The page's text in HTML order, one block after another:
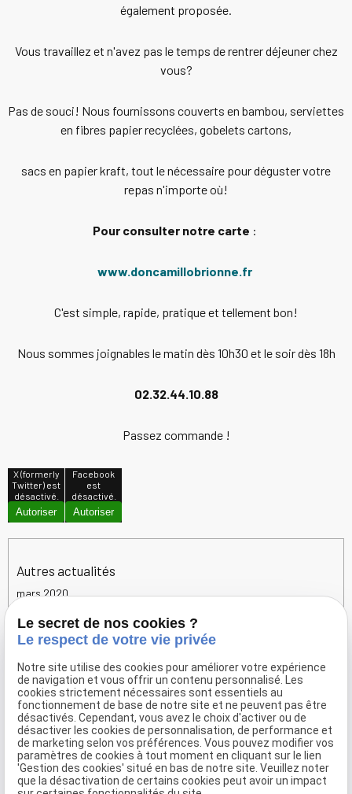
également proposée.
Vous travaillez et n'avez pas le temps de rentrer déjeuner chez
vous?
Pas de souci! Nous fournissons couverts en bambou, serviettes
en fibres papier recyclées, gobelets cartons,
sacs en papier kraft, tout le nécessaire pour déguster votre
repas n'importe où!
Pour consulter notre carte :
www.doncamillobrionne.fr
C'est simple, rapide, pratique et tellement bon!
Nous sommes joignables le matin dès 10h30 et le soir dès 18h
02.32.44.10.88
Passez commande !
X (formerly
Twitter) est
désactivé.
Autoriser
Facebook
est
désactivé.
Autoriser
Autres actualités
mars 2020
Fermeture liée au covid 19
janvier 2020
Menu de Saint Valentin et réservations
Noël des animaux abandonnés du Refuge de l'espérance
d'Appeville
décembre 2019
Le Noël des animaux abandonnés du Don Camillo
octobre 2019
Le secret de nos cookies ?
Le respect de votre vie privée
Notre site utilise des cookies pour améliorer votre expérience
de navigation et vous offrir un contenu personnalisé. Les
cookies strictement nécessaires sont essentiels au
fonctionnement de base de notre site et ne peuvent pas être
désactivés. Cependant, vous avez le choix d'activer ou de
désactiver les cookies de personnalisation, de performance et
de marketing selon vos préférences. Vous pouvez modifier vos
paramètres de cookies à tout moment en cliquant sur le lien
'Gestion des cookies' situé en bas de notre site. Veuillez noter
que la désactivation de certains cookies peut avoir un impact